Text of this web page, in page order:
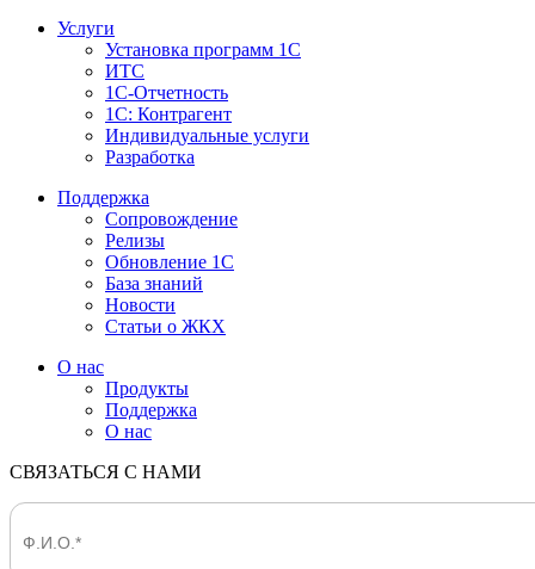
Услуги
Установка программ 1С
ИТС
1С-Отчетность
1С: Контрагент
Индивидуальные услуги
Разработка
Поддержка
Сопровождение
Релизы
Обновление 1С
База знаний
Новости
Статьи о ЖКХ
О нас
Продукты
Поддержка
О нас
СВЯЗАТЬСЯ С НАМИ